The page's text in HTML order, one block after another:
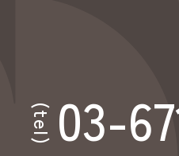
(tel) 03-